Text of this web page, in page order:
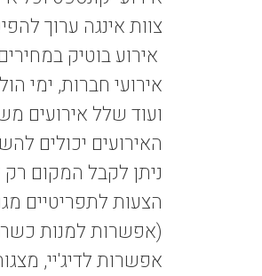
צוות אינגה ערוך
אירוע בוטיק
אירועי חברות, ימי
ועוד שלל אירועים
האירועים יכולים
ניתן לקבל המקום רק
הצעות לתפריטיים
(אפשרות למנות
אפשרות לדיג'יי,